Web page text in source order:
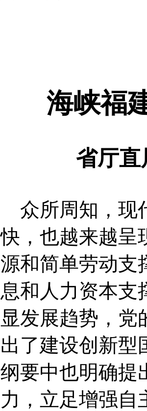
海峡福
省厅直
众所周知，现
快，也越来越呈
源和简单劳动支
息和人力资本支
显发展趋势，党
出了建设创新型
纲要中也明确提
力，立足增强自